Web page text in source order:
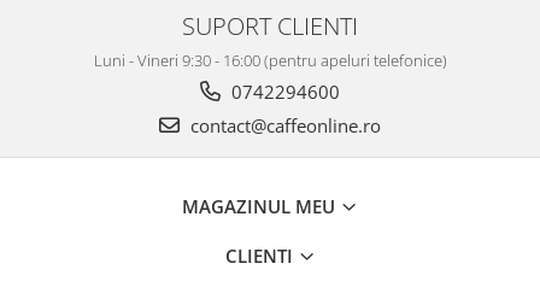
SUPORT CLIENTI
Luni - Vineri 9:30 - 16:00 (pentru apeluri telefonice)
0742294600
contact@caffeonline.ro
MAGAZINUL MEU
CLIENTI